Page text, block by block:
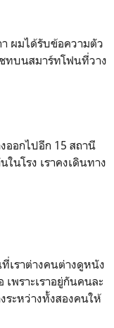
ผมได้รับข้อความตัว
ทบนสมาร์ทโฟนที่วาง
ออกไปอีก 15 สถานี
นโรง เราคงเดินทาง
เราต่างคนต่างดูหนัง
พราะเราอยู่กันคนละ
ะหว่างทั้งสองคนให้